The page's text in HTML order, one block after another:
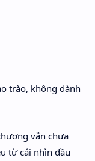
trào, không dành
vẫn chưa
từ cái nhìn đầu